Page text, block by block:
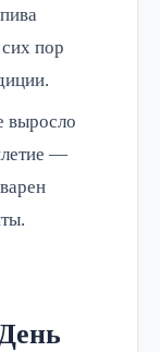
пор
выросло
—